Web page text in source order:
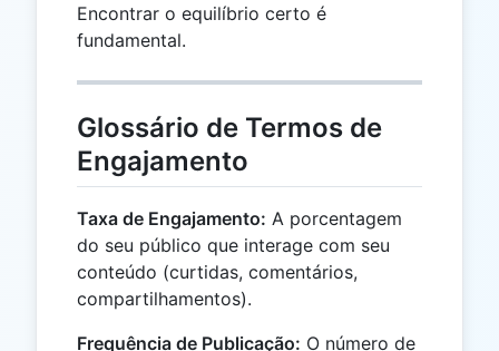
Encontrar o equilíbrio certo é
fundamental.
Glossário de Termos de
Engajamento
Taxa de Engajamento: A porcentagem
do seu público que interage com seu
conteúdo (curtidas, comentários,
compartilhamentos).
Frequência de Publicação: O número de